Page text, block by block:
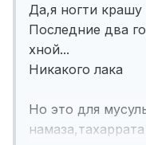
Да,я ногти крашу
Последние два
хной...
Никакого лака
Но это для
намаза,тахаррата